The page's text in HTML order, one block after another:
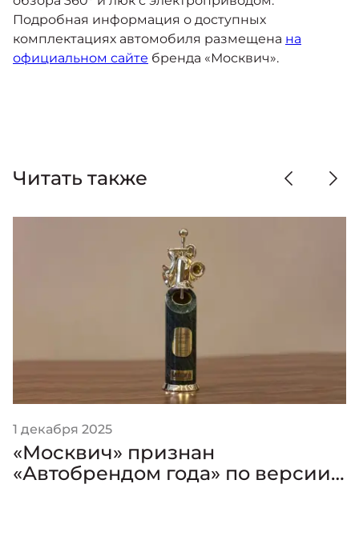
Подробная информация о доступных
комплектациях автомобиля размещена на
официальном сайте бренда «Москвич».
Читать также
1 декабря 2025
«Москвич» признан
«Автобрендом года» по версии